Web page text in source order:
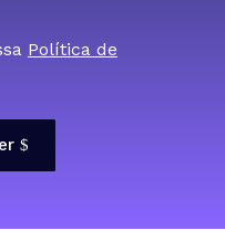
Política de